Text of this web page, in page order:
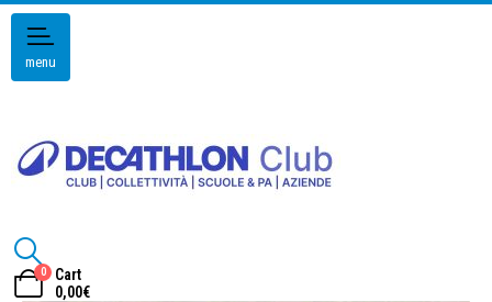
menu
0
Cart
0,00€